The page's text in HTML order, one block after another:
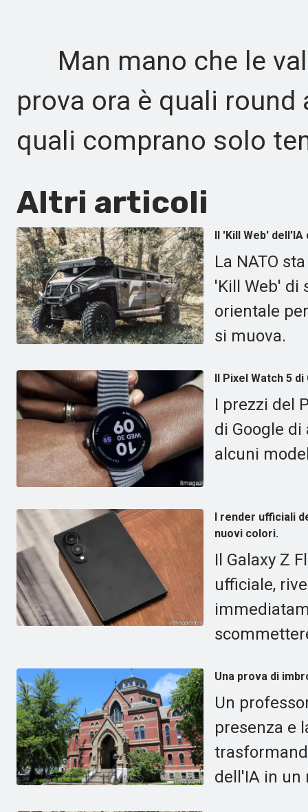
Man mano che le
prova ora è quali
quali comprano solo
Altri articoli
Il 'Kill Web'
La NATO
'Kill Web' di
orientale
si muova.
Il Pixel Watch 5
I prezzi del
di Google
alcuni
I render ufficiali
nuovi colori.
Il Galaxy Z
ufficiale,
Una prova di
Un
presenza e
dell'IA in un